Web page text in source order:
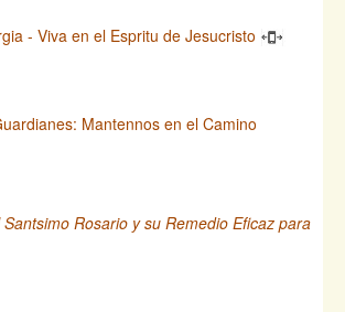
- Viva en el Espritu de Jesucristo
Mantennos en el Camino
Rosario y su Remedio Eficaz para